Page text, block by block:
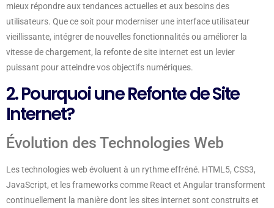
mieux répondre aux tendances actuelles et aux besoins des
utilisateurs. Que ce soit pour moderniser une interface utilisateur
vieillissante, intégrer de nouvelles fonctionnalités ou améliorer la
vitesse de chargement, la refonte de site internet est un levier
puissant pour atteindre vos objectifs numériques.
2. Pourquoi une Refonte de Site
Internet?
Évolution des Technologies Web
Les technologies web évoluent à un rythme effréné. HTML5, CSS3,
JavaScript, et les frameworks comme React et Angular transforment
continuellement la manière dont les sites internet sont construits et